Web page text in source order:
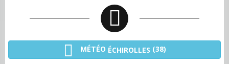
MÉTÉO ÉCHIROLLES (38)